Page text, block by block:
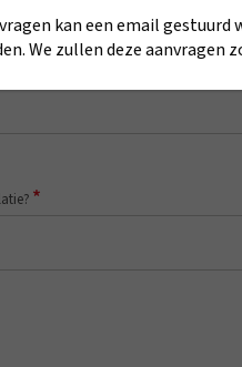
*
*
kan een email gestuurd
We zullen deze aanvragen